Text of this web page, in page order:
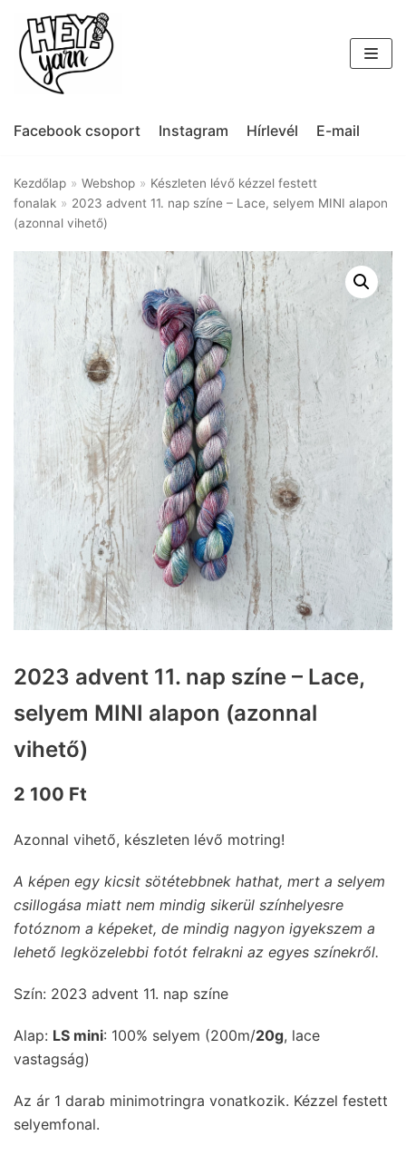
Skip
to
content
Facebook csoport Instagram Hírlevél E-mail
Kezdőlap » Webshop » Készleten lévő kézzel festett
fonalak » 2023 advent 11. nap színe – Lace, selyem MINI alapon
(azonnal vihető)
2023 advent 11. nap színe – Lace,
selyem MINI alapon (azonnal
vihető)
2 100 Ft
Azonnal vihető, készleten lévő motring!
A képen egy kicsit sötétebbnek hathat, mert a selyem
csillogása miatt nem mindig sikerül színhelyesre
fotóznom a képeket, de mindig nagyon igyekszem a
lehető legközelebbi fotót felrakni az egyes színekről.
Szín: 2023 advent 11. nap színe
Alap: LS mini: 100% selyem (200m/20g, lace
vastagság)
Az ár 1 darab minimotringra vonatkozik. Kézzel festett
selyemfonal.